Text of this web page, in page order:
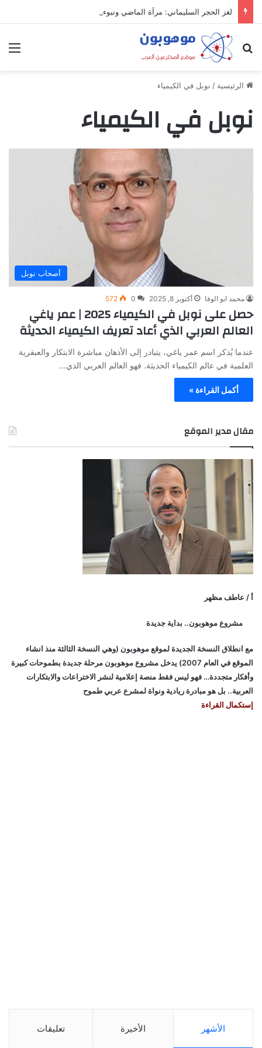
لغز الحجر السليماني: مرآة الماضي ونبوءة الزوال
بحث عن
الرئيسية / نوبل في الكيمياء
نوبل في الكيمياء
أصحاب نوبل
محمد ابو الوفا أكتوبر 8, 2025 0
572
حصل على نوبل في الكيمياء 2025 | عمر ياغي
العالم العربي الذي أعاد تعريف الكيمياء الحديثة
عندما يُذكر اسم عمر ياغي، يتبادر إلى الأذهان مباشرة الابتكار والعبقرية
العلمية في عالم الكيمياء الحديثة. فهو العالم العربي الذي…
أكمل القراءة »
مقال مدير الموقع
أ / عاطف مظهر
مشروع موهوبون.. بداية جديدة
مع انطلاق النسخة الجديدة لموقع موهوبون (وهي النسخة الثالثة منذ انشاء
الموقع في العام 2007) يدخل مشروع موهوبون مرحلة جديدة بطموحات كبيرة
وأفكار متجددة… فهو ليس فقط منصة إعلامية لنشر الاختراعات والابتكارات
العربية.. بل هو مبادرة ريادية ونواة لمشرع عربي طموح
إستكمال القراءة
الأشهر الأخيرة تعليقات